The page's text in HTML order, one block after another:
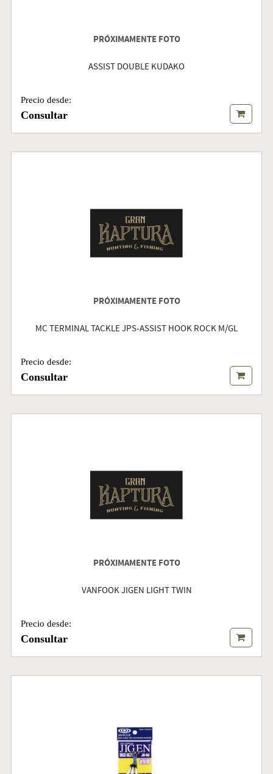
PRÓXIMAMENTE FOTO
ASSIST DOUBLE KUDAKO
Precio desde:
Consultar
PRÓXIMAMENTE FOTO
MC TERMINAL TACKLE JPS-ASSIST HOOK ROCK M/GL
Precio desde:
Consultar
PRÓXIMAMENTE FOTO
VANFOOK JIGEN LIGHT TWIN
Precio desde:
Consultar